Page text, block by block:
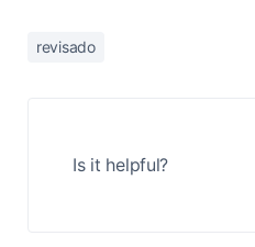
revisado
Is it helpful?